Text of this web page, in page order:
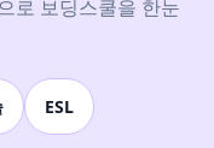
로 보딩스쿨을 한눈
ESL